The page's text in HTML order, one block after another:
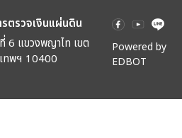
ตรวจเงินแผ่นดิน
6 แขวงพญาไท เขต
ทพฯ 10400
Powered by
EDBOT